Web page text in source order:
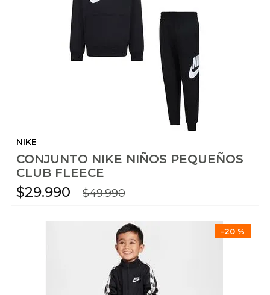
NIKE
CONJUNTO NIKE NIÑOS PEQUEÑOS
CLUB FLEECE
$29.990 $49.990
-20 %